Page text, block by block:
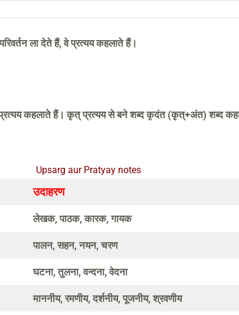
ला देते हैं, वे प्रत्यय कहलाते हैं।
कहलाते हैं। कृत् प्रत्यय से बने शब्द कृदंत (कृत्+अंत) शब्द
Upsarg aur Pratyay notes
उदाहरण
लेखक, पाठक, कारक, गायक
पालन, सहन, नयन, चरण
घटना, तुलना, वन्दना, वेदना
माननीय, रमणीय, दर्शनीय, पूजनीय, श्रवणीय